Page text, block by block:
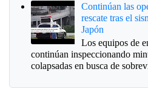
Continúan las
rescate tras el
Japón
Los equipos de
continúan inspeccionando
colapsadas en busca de